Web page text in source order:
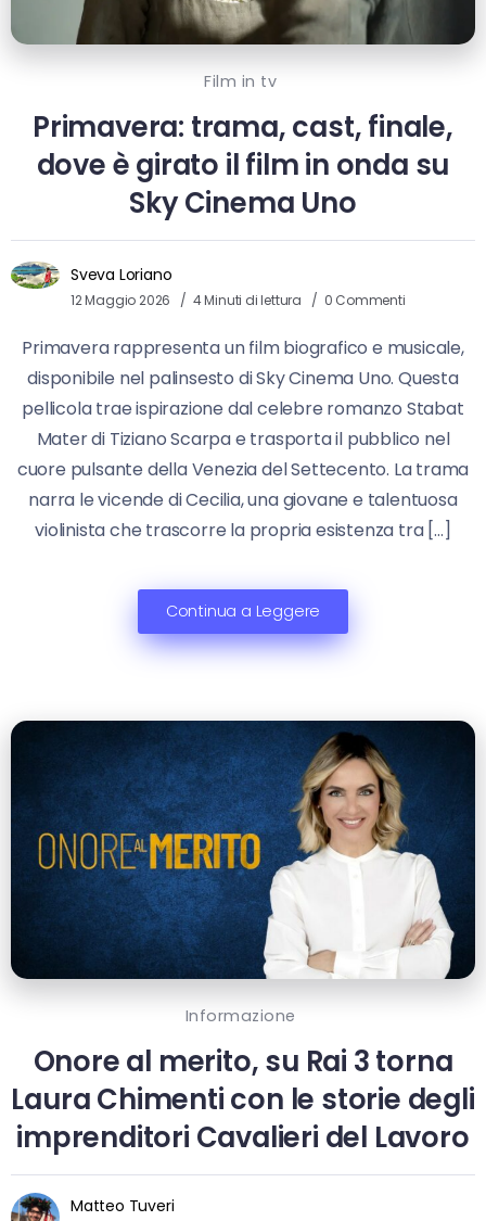
Film in tv
Primavera: trama, cast, finale,
dove è girato il film in onda su
Sky Cinema Uno
Sveva Loriano
12 Maggio 2026 4 Minuti di lettura 0 Commenti
Primavera rappresenta un film biografico e musicale,
disponibile nel palinsesto di Sky Cinema Uno. Questa
pellicola trae ispirazione dal celebre romanzo Stabat
Mater di Tiziano Scarpa e trasporta il pubblico nel
cuore pulsante della Venezia del Settecento. La trama
narra le vicende di Cecilia, una giovane e talentuosa
violinista che trascorre la propria esistenza tra […]
Continua a Leggere
Informazione
Onore al merito, su Rai 3 torna
Laura Chimenti con le storie degli
imprenditori Cavalieri del Lavoro
Matteo Tuveri